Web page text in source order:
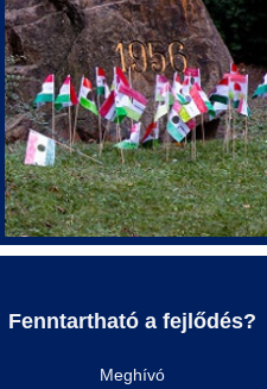
Fenntartható a fejlődés?
Meghívó